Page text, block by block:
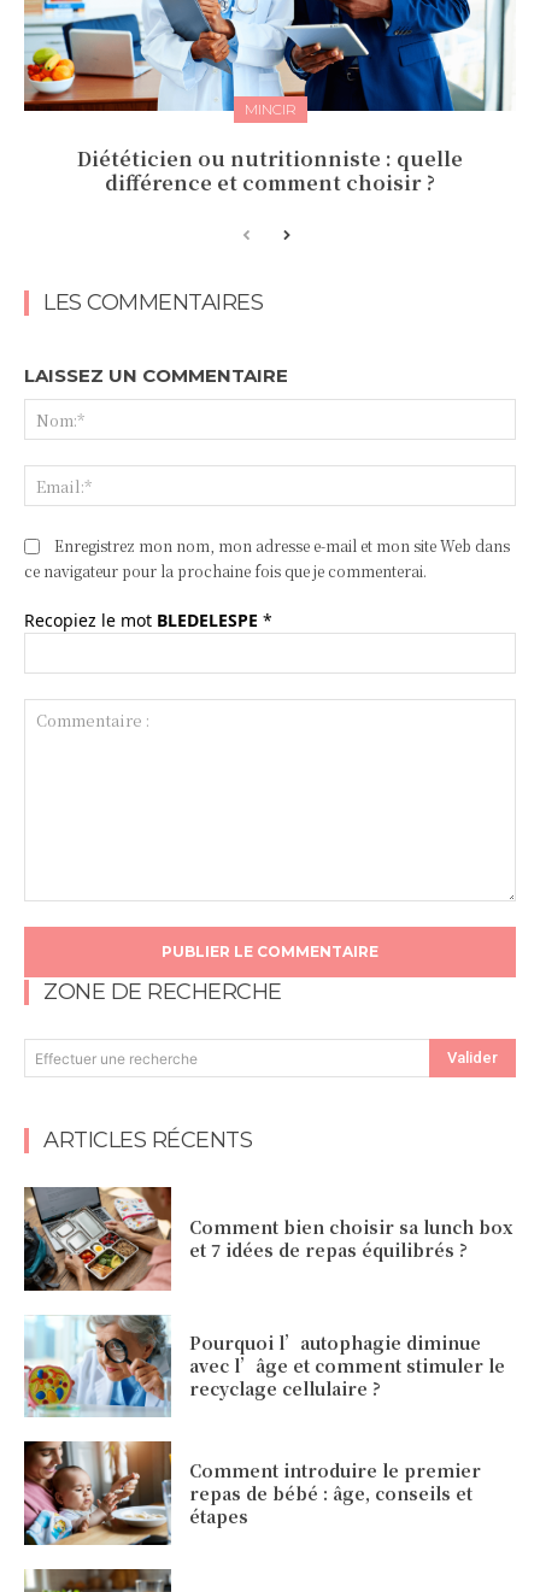
MINCIR
Diététicien ou nutritionniste : quelle
différence et comment choisir ?
LES COMMENTAIRES
LAISSEZ UN COMMENTAIRE
Enregistrez mon nom, mon adresse e-mail et mon site Web dans
ce navigateur pour la prochaine fois que je commenterai.
Recopiez le mot BLEDELESPE *
ZONE DE RECHERCHE
Effectuer une recherche Valider
ARTICLES RÉCENTS
Comment bien choisir sa lunch box
et 7 idées de repas équilibrés ?
Pourquoi l’autophagie diminue
avec l’âge et comment stimuler le
recyclage cellulaire ?
Comment introduire le premier
repas de bébé : âge, conseils et
étapes